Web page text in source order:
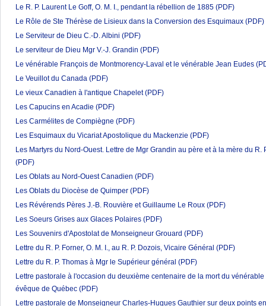
Le R. P. Laurent Le Goff, O. M. I., pendant la rébellion de 1885 (PDF)
Le Rôle de Ste Thérèse de Lisieux dans la Conversion des Esquimaux (PDF)
Le Serviteur de Dieu C.-D. Albini (PDF)
Le serviteur de Dieu Mgr V.-J. Grandin (PDF)
Le vénérable François de Montmorency-Laval et le vénérable Jean Eudes
Le Veuillot du Canada (PDF)
Le vieux Canadien à l'antique Chapelet (PDF)
Les Capucins en Acadie (PDF)
Les Carmélites de Compiègne (PDF)
Les Esquimaux du Vicariat Apostolique du Mackenzie (PDF)
Les Martyrs du Nord-Ouest. Lettre de Mgr Grandin au père et à la mère du R.
(PDF)
Les Oblats au Nord-Ouest Canadien (PDF)
Les Oblats du Diocèse de Quimper (PDF)
Les Révérends Pères J.-B. Rouvière et Guillaume Le Roux (PDF)
Les Soeurs Grises aux Glaces Polaires (PDF)
Les Souvenirs d'Apostolat de Monseigneur Grouard (PDF)
Lettre du R. P. Forner, O. M. I., au R. P. Dozois, Vicaire Général (PDF)
Lettre du R. P. Thomas à Mgr le Supérieur général (PDF)
Lettre pastorale à l'occasion du deuxième centenaire de la mort du
évêque de Québec (PDF)
Lettre pastorale de Monseigneur Charles-Hugues Gauthier sur deux points